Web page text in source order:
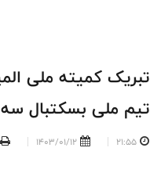
تبریک کمیته ملی
تیم ملی بسکتبال سه
21:55
1403/01/12